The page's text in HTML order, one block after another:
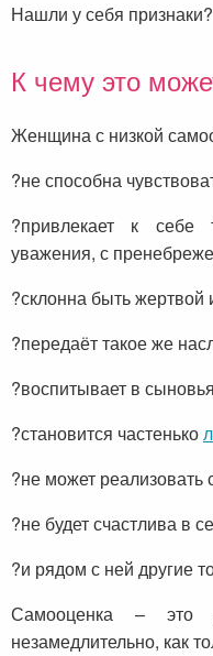
Нашли у себя
К чему это
Женщина с низкой
?не способна
?привлекает к
уважения, с
?склонна быть жертвой
?передаёт такое же
?воспитывает в
?становится частенько
?не может реализовать
?не будет счастлива в
?и рядом с ней другие
Самооценка – это
незамедлительно, как